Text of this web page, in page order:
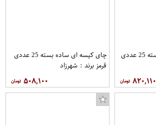
چای کیسه ای عطری بسته 25 عددی
۸۲۰,۱۱۰
چای کیسه ای ساده بسته 25 عددی
قرمز برند : شهرزاد
۵۰۸,۱۰۰